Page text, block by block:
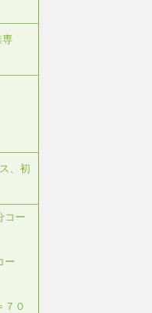
専
、初
コー
ー
７０